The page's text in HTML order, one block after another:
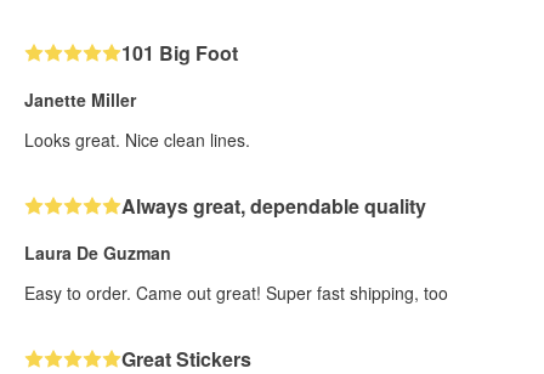
101 Big Foot
Janette Miller
Looks great. Nice clean lines.
Always great, dependable quality
Laura De Guzman
Easy to order. Came out great! Super fast shipping, too
Great Stickers